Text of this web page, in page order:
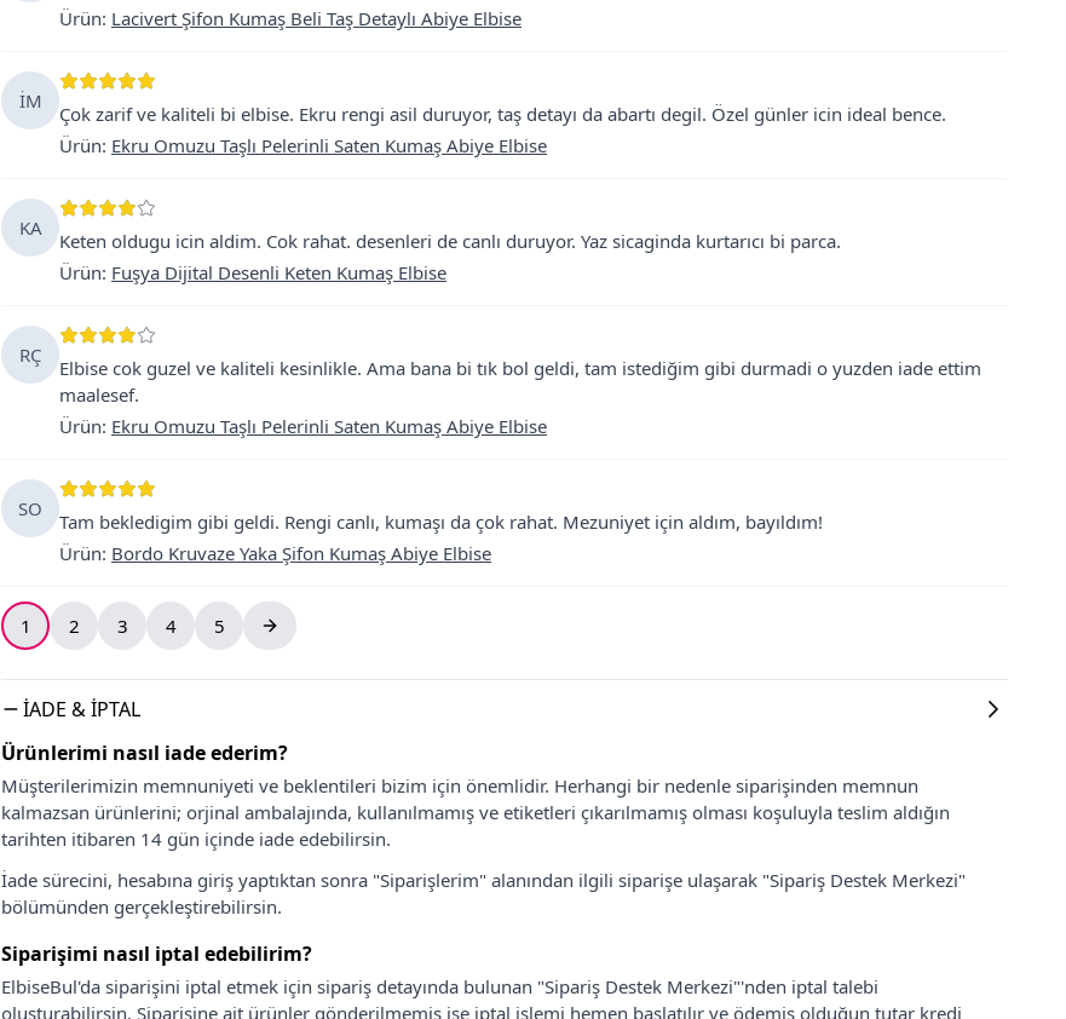
Ürün: Lacivert Şifon Kumaş Beli Taş Detaylı Abiye Elbise
İM
Çok zarif ve kaliteli bi elbise. Ekru rengi asil duruyor, taş detayı da abartı degil. Özel günler icin ideal bence.
Ürün: Ekru Omuzu Taşlı Pelerinli Saten Kumaş Abiye Elbise
KA
Keten oldugu icin aldim. Cok rahat. desenleri de canlı duruyor. Yaz sicaginda kurtarıcı bi parca.
Ürün: Fuşya Dijital Desenli Keten Kumaş Elbise
RÇ
Elbise cok guzel ve kaliteli kesinlikle. Ama bana bi tık bol geldi, tam istediğim gibi durmadi o yuzden iade ettim
maalesef.
Ürün: Ekru Omuzu Taşlı Pelerinli Saten Kumaş Abiye Elbise
SO
Tam bekledigim gibi geldi. Rengi canlı, kumaşı da çok rahat. Mezuniyet için aldım, bayıldım!
Ürün: Bordo Kruvaze Yaka Şifon Kumaş Abiye Elbise
1 2 3 4 5
İADE & İPTAL
Ürünlerimi nasıl iade ederim?
Müşterilerimizin memnuniyeti ve beklentileri bizim için önemlidir. Herhangi bir nedenle siparişinden memnun
kalmazsan ürünlerini; orjinal ambalajında, kullanılmamış ve etiketleri çıkarılmamış olması koşuluyla teslim aldığın
tarihten itibaren 14 gün içinde iade edebilirsin.
İade sürecini, hesabına giriş yaptıktan sonra "Siparişlerim" alanından ilgili siparişe ulaşarak "Sipariş Destek Merkezi"
bölümünden gerçekleştirebilirsin.
Siparişimi nasıl iptal edebilirim?
ElbiseBul'da siparişini iptal etmek için sipariş detayında bulunan "Sipariş Destek Merkezi"'nden iptal talebi
oluşturabilirsin. Siparişine ait ürünler gönderilmemiş ise iptal işlemi hemen başlatılır ve ödemiş olduğun tutar kredi